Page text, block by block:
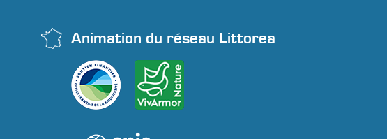
Animation du réseau Littorea